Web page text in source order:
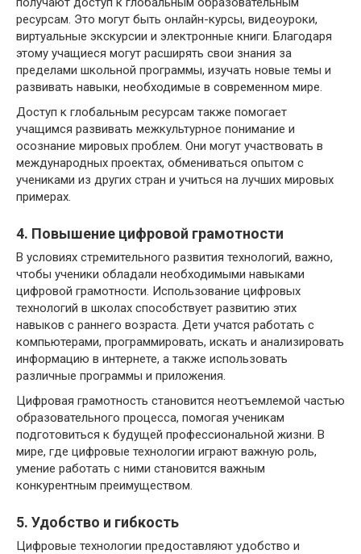
ресурсам. Это могут быть онлайн-курсы, видеоуроки,
виртуальные экскурсии и электронные книги. Благодаря
этому учащиеся могут расширять свои знания за
пределами школьной программы, изучать новые темы и
развивать навыки, необходимые в современном мире.
Доступ к глобальным ресурсам также помогает
учащимся развивать межкультурное понимание и
осознание мировых проблем. Они могут участвовать в
международных проектах, обмениваться опытом с
учениками из других стран и учиться на лучших мировых
примерах.
4. Повышение цифровой грамотности
В условиях стремительного развития технологий, важно,
чтобы ученики обладали необходимыми навыками
цифровой грамотности. Использование цифровых
технологий в школах способствует развитию этих
навыков с раннего возраста. Дети учатся работать с
компьютерами, программировать, искать и анализировать
информацию в интернете, а также использовать
различные программы и приложения.
Цифровая грамотность становится неотъемлемой частью
образовательного процесса, помогая ученикам
подготовиться к будущей профессиональной жизни. В
мире, где цифровые технологии играют важную роль,
умение работать с ними становится важным
конкурентным преимуществом.
5. Удобство и гибкость
Цифровые технологии предоставляют удобство и